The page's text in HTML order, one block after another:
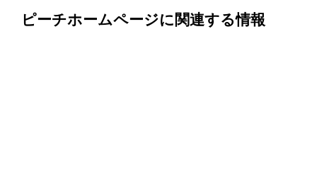
ピーチホームページに関連する情報